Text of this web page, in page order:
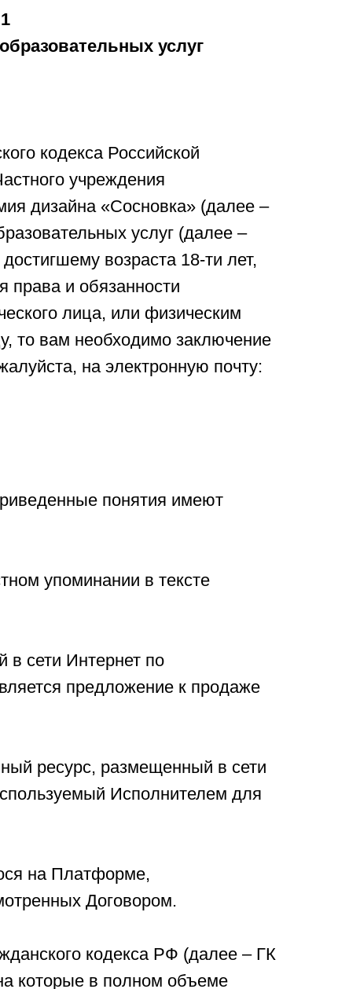
услуг
кодекса Российской
учреждения
дизайна «Сосновка» (далее –
услуг (далее –
возраста 18-ти лет,
права и обязанности
лица, или физическим
то вам необходимо заключение
на электронную почту:
понятия имеют
упоминании в тексте
в сети Интернет по
предложение к продаже
ресурс, размещенный в сети
Исполнителем для
на Платформе,
Договором.
кодекса РФ (далее – ГК
которые в полном объеме